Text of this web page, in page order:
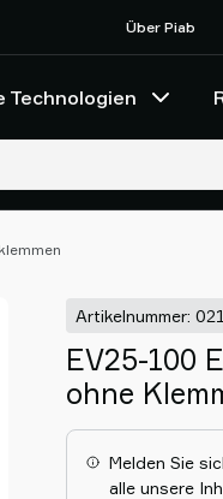
Über Piab
Technologien
Artikelnummer:
EV25-100
ohne
Melden Sie
alle unsere